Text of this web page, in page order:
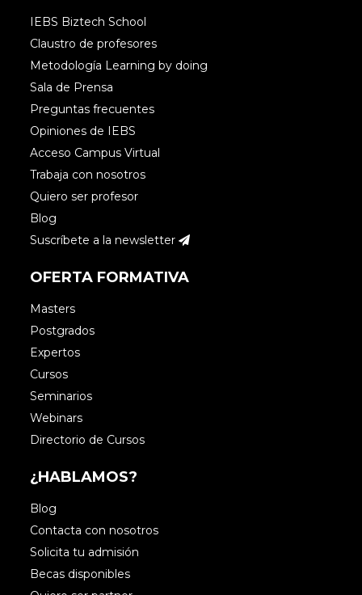
IEBS Biztech School
Claustro de profesores
Metodología Learning by doing
Sala de Prensa
Preguntas frecuentes
Opiniones de IEBS
Acceso Campus Virtual
Trabaja con nosotros
Quiero ser profesor
Blog
Suscríbete a la newsletter
OFERTA FORMATIVA
Masters
Postgrados
Expertos
Cursos
Seminarios
Webinars
Directorio de Cursos
¿HABLAMOS?
Blog
Contacta con nosotros
Solicita tu admisión
Becas disponibles